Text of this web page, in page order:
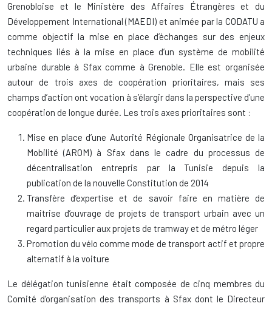
Grenobloise et le Ministère des Affaires Étrangères et du
Développement International (MAEDI) et animée par la CODATU a
comme objectif la mise en place d’échanges sur des enjeux
techniques liés à la mise en place d’un système de mobilité
urbaine durable à Sfax comme à Grenoble. Elle est organisée
autour de trois axes de coopération prioritaires, mais ses
champs d’action ont vocation à s’élargir dans la perspective d’une
coopération de longue durée. Les trois axes prioritaires sont :
Mise en place d’une Autorité Régionale Organisatrice de la
Mobilité (AROM) à Sfax dans le cadre du processus de
décentralisation entrepris par la Tunisie depuis la
publication de la nouvelle Constitution de 2014
Transfère d’expertise et de savoir faire en matière de
maitrise d’ouvrage de projets de transport urbain avec un
regard particulier aux projets de tramway et de métro léger
Promotion du vélo comme mode de transport actif et propre
alternatif à la voiture
Le délégation tunisienne était composée de cinq membres du
Comité d’organisation des transports à Sfax dont le Directeur